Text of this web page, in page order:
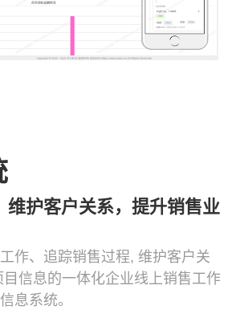
维护客户关系，提升销售业
作、追踪销售过程, 维护客户关
信息的一体化企业线上销售工作
息系统。